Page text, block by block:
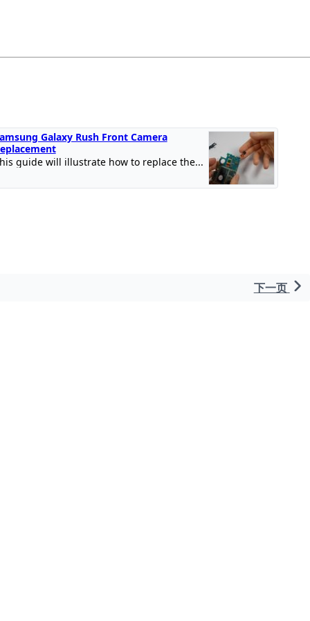
Galaxy Rush Front Camera
guide will illustrate how to replace the...
下一页